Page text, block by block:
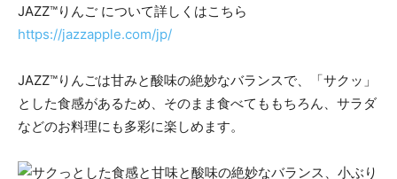
JAZZ™りんご について詳しくはこちら
https://jazzapple.com/jp/
JAZZ™りんごは甘みと酸味の絶妙なバランスで、「サクッ」
とした食感があるため、そのまま食べてももちろん、サラダ
などのお料理にも多彩に楽しめます。